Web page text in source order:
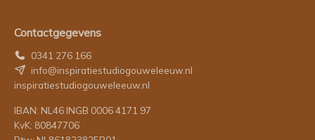
Contactgegevens
0341 276 166
info@inspiratiestudiogouweleeuw.nl
inspiratiestudiogouweleeuw.nl
IBAN: NL46 INGB 0006 4171 97
KvK: 80847706